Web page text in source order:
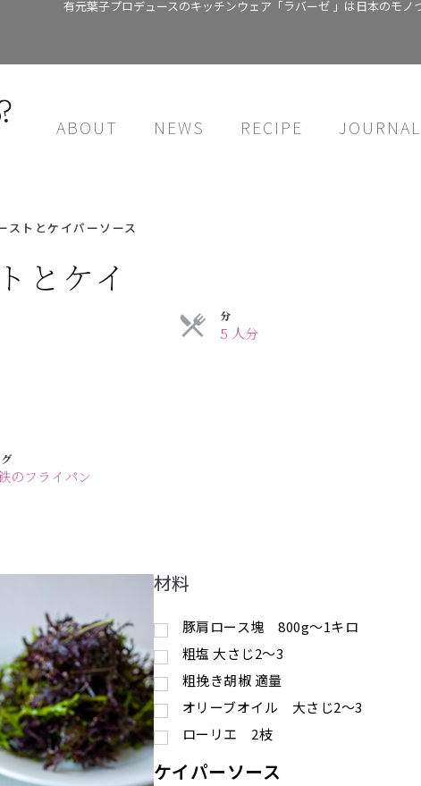
有元葉子プロデュースのキッチンウェア「ラバーゼ 」は日本のモノ
ABOUT NEWS RECIPE JOURNAL
ストとケイパーソース
とケイ
のフライパン
分
5 人分
材料
豚肩ロース塊 800g〜1キロ
粗塩 大さじ2〜3
粗挽き胡椒 適量
オリーブオイル 大さじ2〜3
ローリエ 2枝
ケイパーソース